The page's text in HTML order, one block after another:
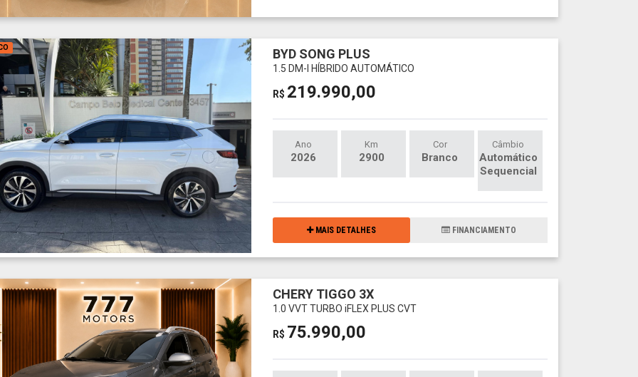
BYD SONG PLUS
1.5 DM-I HÍBRIDO AUTOMÁTICO
R$ 219.990,00
Ano
2026
Km
2900
Cor
Branco
Câmbio
Automático
Sequencial
MAIS DETALHES FINANCIAMENTO
CHERY TIGGO 3X
1.0 VVT TURBO iFLEX PLUS CVT
R$ 75.990,00